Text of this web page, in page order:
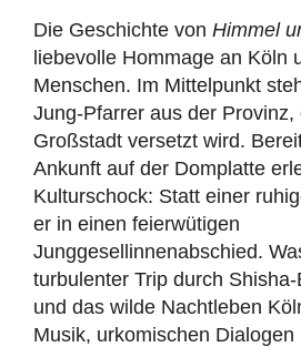
Die Geschichte von Himmel
liebevolle Hommage an Köln
Menschen. Im Mittelpunkt
Jung-Pfarrer aus der
Großstadt versetzt wird.
Ankunft auf der Domplatte
Kulturschock: Statt einer
er in einen feierwütigen
Junggesellinnenabschied.
turbulenter Trip durch
und das wilde Nachtleben
Musik, urkomischen